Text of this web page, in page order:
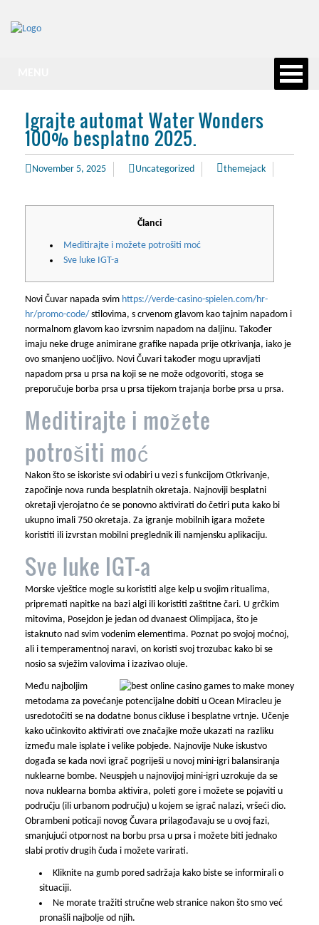
Igrajte automat Water Wonders
100% besplatno 2025.
November 5, 2025 Uncategorized themejack
Članci
Meditirajte i možete potrošiti moć
Sve luke IGT-a
Novi Čuvar napada svim https://verde-casino-spielen.com/hr-
hr/promo-code/ stilovima, s crvenom glavom kao tajnim napadom i
normalnom glavom kao izvrsnim napadom na daljinu. Također
imaju neke druge animirane grafike napada prije otkrivanja, iako je
ovo smanjeno uočljivo. Novi Čuvari također mogu upravljati
napadom prsa u prsa na koji se ne može odgovoriti, stoga se
preporučuje borba prsa u prsa tijekom trajanja borbe prsa u prsa.
Meditirajte i možete
potrošiti moć
Nakon što se iskoriste svi odabiri u vezi s funkcijom Otkrivanje,
započinje nova runda besplatnih okretaja. Najnoviji besplatni
okretaji vjerojatno će se ponovno aktivirati do četiri puta kako bi
ukupno imali 750 okretaja. Za igranje mobilnih igara možete
koristiti ili izvrstan mobilni preglednik ili namjensku aplikaciju.
Sve luke IGT-a
Morske vještice mogle su koristiti alge kelp u svojim ritualima,
pripremati napitke na bazi algi ili koristiti zaštitne čari. U grčkim
mitovima, Posejdon je jedan od dvanaest Olimpijaca, što je
istaknuto nad svim vodenim elementima. Poznat po svojoj moćnoj,
ali i temperamentnoj naravi, on koristi svoj trozubac kako bi se
nosio sa svježim valovima i izazivao oluje.
Među najboljim
metodama za povećanje potencijalne dobiti u Ocean Miracleu je
usredotočiti se na dodatne bonus cikluse i besplatne vrtnje. Učenje
kako učinkovito aktivirati ove značajke može ukazati na razliku
između male isplate i velike pobjede. Najnovije Nuke iskustvo
događa se kada novi igrač pogriješi u novoj mini-igri balansiranja
nuklearne bombe. Neuspjeh u najnovijoj mini-igri uzrokuje da se
nova nuklearna bomba aktivira, poleti gore i možete se pojaviti u
području (ili urbanom području) u kojem se igrač nalazi, vršeći dio.
Obrambeni poticaji novog Čuvara prilagođavaju se u ovoj fazi,
smanjujući otpornost na borbu prsa u prsa i možete biti jednako
slabi protiv drugih čuda i možete varirati.
Kliknite na gumb pored sadržaja kako biste se informirali o
situaciji.
Ne morate tražiti stručne web stranice nakon što smo već
pronašli najbolje od njih.